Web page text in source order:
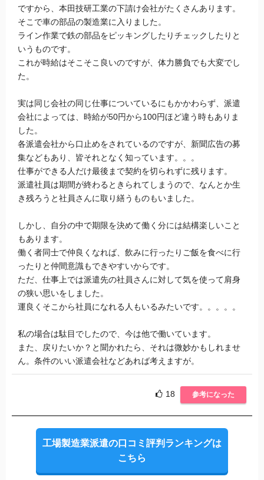
ですから、本田技研工業の下請け会社がたくさんあります。
そこで車の部品の製造業に入りました。
ライン作業で鉄の部品をピッキングしたりチェックしたりと
いうものです。
これが時給はそこそこ良いのですが、体力勝負でも大変でし
た。
実は同じ会社の同じ仕事についているにもかかわらず、派遣
会社によっては、時給が50円から100円ほど違う時もありま
した。
各派遣会社から口止めをされているのですが、新聞広告の募
集などもあり、皆それとなく知っています。。。
仕事ができる人だけ最後まで契約を切られずに残ります。
派遣社員は期間が終わるときられてしまうので、なんとか生
き残ろうと社員さんに取り繕うものもいました。
しかし、自分の中で期限を決めて働く分には結構楽しいこと
もあります。
働く者同士で仲良くなれば、飲みに行ったりご飯を食べに行
ったりと仲間意識もできやすいからです。
ただ、仕事上では派遣先の社員さんに対して気を使って肩身
の狭い思いをしました。
運良くそこから社員になれる人もいるみたいです。。。。。
私の場合は駄目でしたので、今は他で働いています。
また、戻りたいか？と聞かれたら、それは微妙かもしれませ
ん。条件のいい派遣会社などあれば考えますが。
18 参考になった
工場製造業派遣の口コミ評判ランキングは
こちら